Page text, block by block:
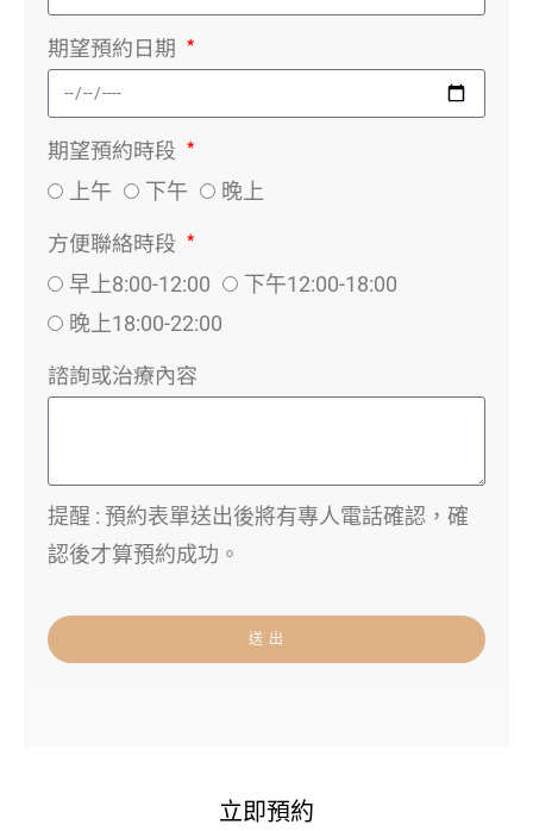
期望預約日期
期望預約時段
上午 下午 晚上
方便聯絡時段
早上8:00-12:00
下午12:00-18:00
晚上18:00-22:00
諮詢或治療內容
提醒 : 預約表單送出後將有專人電話確認，確
認後才算預約成功。
送 出
立即預約